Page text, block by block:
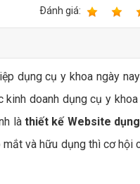
Bảng giá quảng cáo Facebook
Bảng giá quản trị Website
Bảng giá quản trị Fanpage
Bảng giá SEO Website
Ðánh giá:
dụng cụ y khoa ngày
doanh dụng cụ y
là thiết kế Website
và hữu dụng thì cơ hội